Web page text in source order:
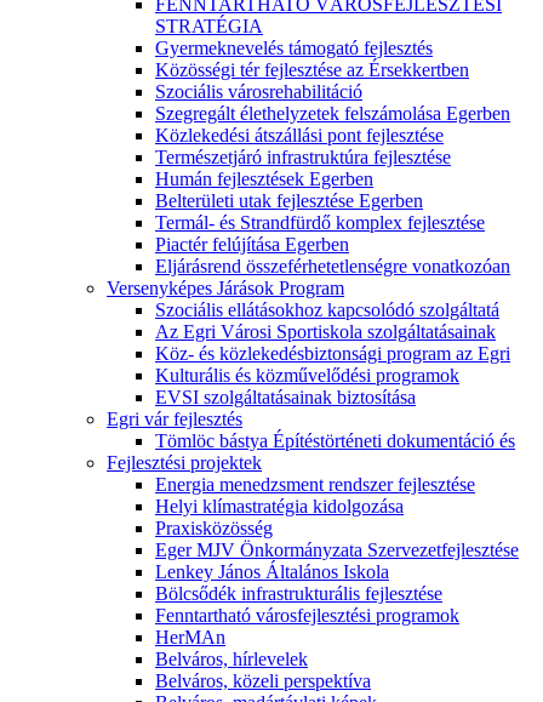
STRATÉGIA
Gyermeknevelés támogató fejlesztés
Közösségi tér fejlesztése az Érsekkertben
Szociális városrehabilitáció
Szegregált élethelyzetek felszámolása Egerben
Közlekedési átszállási pont fejlesztése
Természetjáró infrastruktúra fejlesztése
Humán fejlesztések Egerben
Belterületi utak fejlesztése Egerben
Termál- és Strandfürdő komplex fejlesztése
Piactér felújítása Egerben
Eljárásrend összeférhetetlenségre vonatkozóan
Versenyképes Járások Program
Szociális ellátásokhoz kapcsolódó szolgáltatá
Az Egri Városi Sportiskola szolgáltatásainak
Köz- és közlekedésbiztonsági program az Egri
Kulturális és közművelődési programok
EVSI szolgáltatásainak biztosítása
Egri vár fejlesztés
Tömlöc bástya Építéstörténeti dokumentáció és
Fejlesztési projektek
Energia menedzsment rendszer fejlesztése
Helyi klímastratégia kidolgozása
Praxisközösség
Eger MJV Önkormányzata Szervezetfejlesztése
Lenkey János Általános Iskola
Bölcsődék infrastrukturális fejlesztése
Fenntartható városfejlesztési programok
HerMAn
Belváros, hírlevelek
Belváros, közeli perspektíva